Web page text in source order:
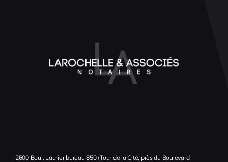
2600 Boul. Laurier bureau 850 (Tour de la Cité, près du Boulevard